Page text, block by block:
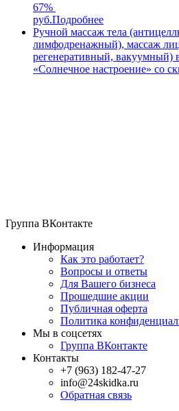
67%
руб.Подробнее
Ручной массаж тела
лимфодренажный), массаж
регенеративный, вакуумный)
«Солнечное настроение» со
Группа ВКонтакте
Информация
Как это работает?
Вопросы и ответы
Для Вашего бизнеса
Прошедшие акции
Публичная оферта
Политика
Мы в соцсетях
Группа ВКонтакте
Контакты
+7 (963) 182-47-27
info@24skidka.ru
Обратная связь